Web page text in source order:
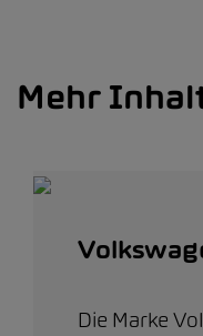
Mehr
Die Marke